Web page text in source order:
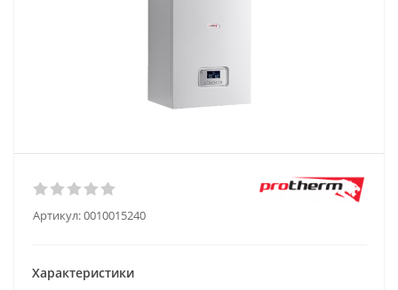
Артикул:0010015240
Характеристики